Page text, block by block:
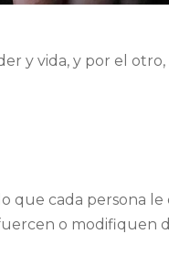
y vida, y por el
que cada persona le
o modifiquen